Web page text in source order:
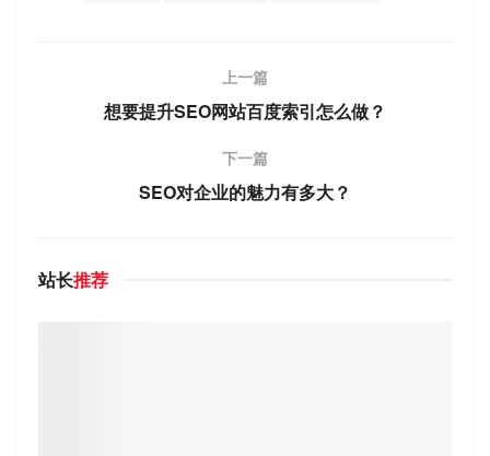
上一篇
想要提升SEO网站百度索引怎么做？
下一篇
SEO对企业的魅力有多大？
站长推荐